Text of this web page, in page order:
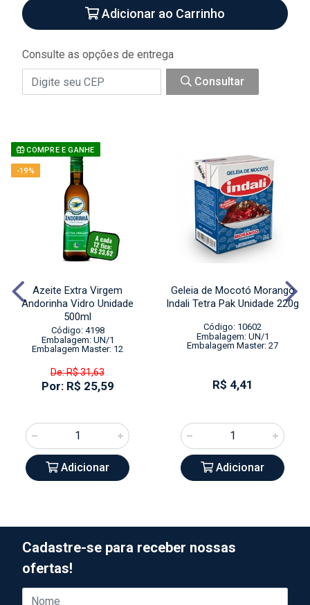
Adicionar ao Carrinho
Consulte as opções de entrega
Consultar
COMPRE E GANHE
-19%
Azeite Extra Virgem
Andorinha Vidro Unidade
500ml
Código: 4198
Embalagem: UN/1
Embalagem Master: 12
De: R$ 31,63
Por: R$ 25,59
Adicionar
Geleia de Mocotó Morango
Indali Tetra Pak Unidade 220g
Código: 10602
Embalagem: UN/1
Embalagem Master: 27
R$ 4,41
Adicionar
Cadastre-se para receber nossas
ofertas!